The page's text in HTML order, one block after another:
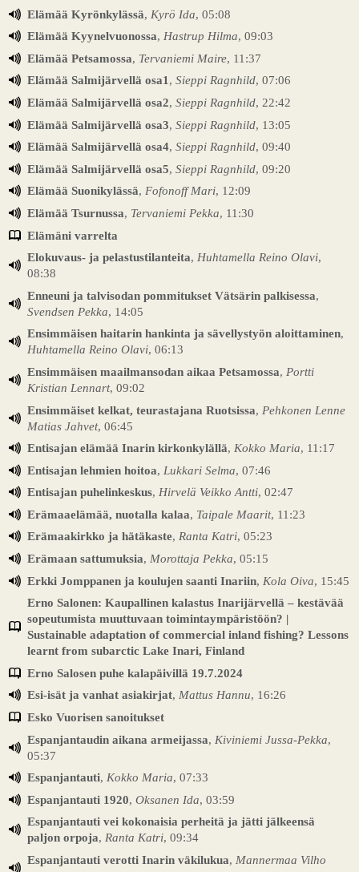
Elämää Kyrönkylässä, Kyrö Ida, 05:08
Elämää Kyynelvuonossa, Hastrup Hilma, 09:03
Elämää Petsamossa, Tervaniemi Maire, 11:37
Elämää Salmijärvellä osa1 , Sieppi Ragnhild, 07:06
Elämää Salmijärvellä osa2, Sieppi Ragnhild, 22:42
Elämää Salmijärvellä osa3, Sieppi Ragnhild, 13:05
Elämää Salmijärvellä osa4, Sieppi Ragnhild, 09:40
Elämää Salmijärvellä osa5, Sieppi Ragnhild, 09:20
Elämää Suonikylässä, Fofonoff Mari, 12:09
Elämää Tsurnussa, Tervaniemi Pekka, 11:30
Elämäni varrelta
Elokuvaus- ja pelastustilanteita, Huhtamella Reino Olavi,
08:38
Enneuni ja talvisodan pommitukset Vätsärin palkisessa,
Svendsen Pekka, 14:05
Ensimmäisen haitarin hankinta ja sävellystyön aloittaminen,
Huhtamella Reino Olavi, 06:13
Ensimmäisen maailmansodan aikaa Petsamossa, Portti
Kristian Lennart, 09:02
Ensimmäiset kelkat, teurastajana Ruotsissa, Pehkonen Lenne
Matias Jahvet, 06:45
Entisajan elämää Inarin kirkonkylällä, Kokko Maria, 11:17
Entisajan lehmien hoitoa, Lukkari Selma, 07:46
Entisajan puhelinkeskus, Hirvelä Veikko Antti, 02:47
Erämaaelämää, nuotalla kalaa, Taipale Maarit, 11:23
Erämaakirkko ja hätäkaste, Ranta Katri, 05:23
Erämaan sattumuksia, Morottaja Pekka, 05:15
Erkki Jomppanen ja koulujen saanti Inariin, Kola Oiva, 15:45
Erno Salonen: Kaupallinen kalastus Inarijärvellä – kestävää
sopeutumista muuttuvaan toimintaympäristöön? |
Sustainable adaptation of commercial inland fishing? Lessons
learnt from subarctic Lake Inari, Finland
Erno Salosen puhe kalapäivillä 19.7.2024
Esi-isät ja vanhat asiakirjat, Mattus Hannu, 16:26
Esko Vuorisen sanoitukset
Espanjantaudin aikana armeijassa, Kiviniemi Jussa-Pekka,
05:37
Espanjantauti, Kokko Maria, 07:33
Espanjantauti 1920, Oksanen Ida, 03:59
Espanjantauti vei kokonaisia perheitä ja jätti jälkeensä
paljon orpoja, Ranta Katri, 09:34
Espanjantauti verotti Inarin väkilukua, Mannermaa Vilho